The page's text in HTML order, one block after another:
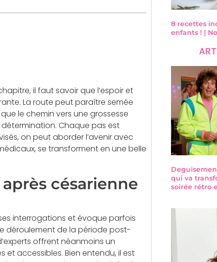
il faut savoir que l’espoir et
La route peut paraître semée
le chemin vers une grossesse
Chaque pas est
on peut aborder l’avenir avec
se transforment en une belle
césarienne
interrogations et évoque parfois
déroulement de la période post-
offrent néanmoins un
accessibles. Bien entendu, il est
8 recettes
enfants ! |
qui va
soirée rétro